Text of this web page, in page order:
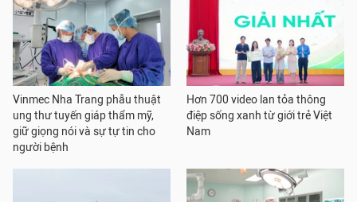
Vinmec Nha Trang phẫu thuật
ung thư tuyến giáp thẩm mỹ,
giữ giọng nói và sự tự tin cho
người bệnh
Hơn 700 video lan tỏa thông
điệp sống xanh từ giới trẻ Việt
Nam